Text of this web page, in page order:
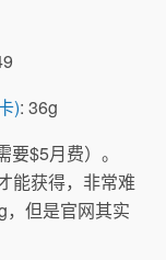
): 36g
$5月费）。
能获得，非常难
但是官网其实